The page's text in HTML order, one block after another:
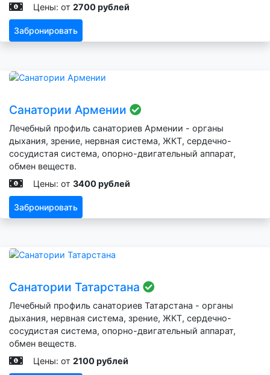
Цены: от 2700 рублей
Забронировать
Санатории Армении
Лечебный профиль санаториев Армении - органы
дыхания, зрение, нервная система, ЖКТ, сердечно-
сосудистая система, опорно-двигательный аппарат,
обмен веществ.
Цены: от 3400 рублей
Забронировать
Санатории Татарстана
Лечебный профиль санаториев Татарстана - органы
дыхания, нервная система, зрение, ЖКТ, сердечно-
сосудистая система, опорно-двигательный аппарат,
обмен веществ.
Цены: от 2100 рублей